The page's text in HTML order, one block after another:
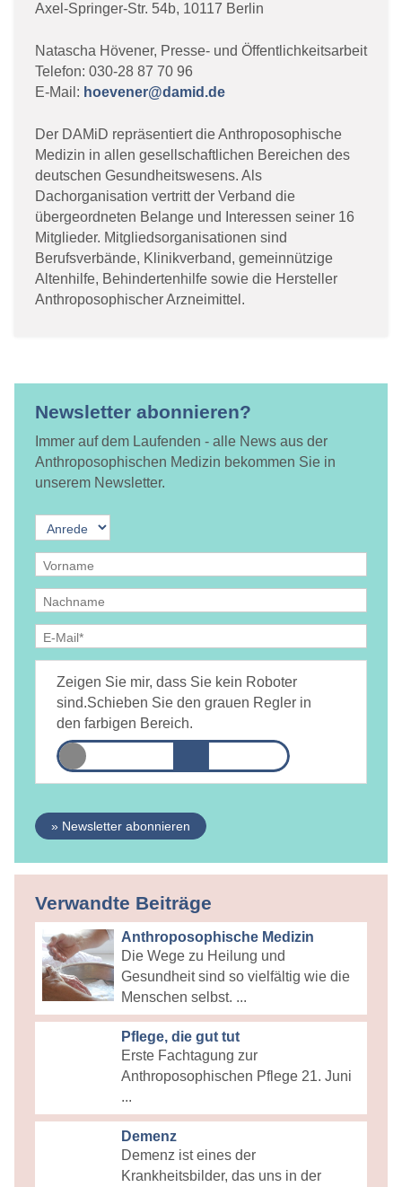
Axel-Springer-Str. 54b, 10117 Berlin
Natascha Hövener, Presse- und Öffentlichkeitsarbeit
Telefon: 030-28 87 70 96
E-Mail: hoevener@damid.de
Der DAMiD repräsentiert die Anthroposophische
Medizin in allen gesellschaftlichen Bereichen des
deutschen Gesundheitswesens. Als
Dachorganisation vertritt der Verband die
übergeordneten Belange und Interessen seiner 16
Mitglieder. Mitgliedsorganisationen sind
Berufsverbände, Klinikverband, gemeinnützige
Altenhilfe, Behindertenhilfe sowie die Hersteller
Anthroposophischer Arzneimittel.
Newsletter abonnieren?
Immer auf dem Laufenden - alle News aus der
Anthroposophischen Medizin bekommen Sie in
unserem Newsletter.
DAMiD mich per E-Mail über Themen und Veranstaltungen
informiert.
Zeigen Sie mir, dass Sie kein Roboter
sind.Schieben Sie den grauen Regler in
den farbigen Bereich.
» Newsletter abonnieren
Verwandte Beiträge
Anthroposophische Medizin
Die Wege zu Heilung und
Gesundheit sind so vielfältig wie die
Menschen selbst. ...
Pflege, die gut tut
Erste Fachtagung zur
Anthroposophischen Pflege 21. Juni
...
Demenz
Demenz ist eines der
Krankheitsbilder, das uns in der